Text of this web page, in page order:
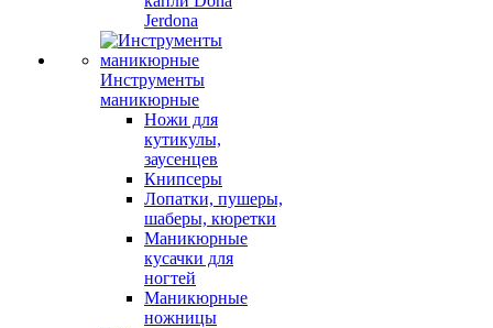
Jerdona
Инструменты
маникюрные
Ножи для
кутикулы,
заусенцев
Книпсеры
Лопатки, пушеры,
шаберы, кюретки
Маникюрные
кусачки для
ногтей
Маникюрные
ножницы